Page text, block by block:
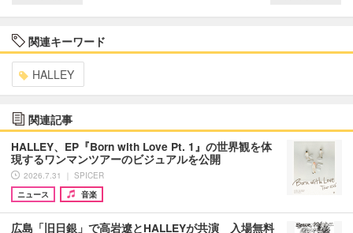
関連キーワード
HALLEY
関連記事
HALLEY、EP『Born with Love Pt. 1』の世界観を体
現するワンマンツアーのビジュアルを公開
2026.7.31 ｜ SPICER
ニュース
音楽
広島「旧日銀」で高岩遼とHALLEYが共演 入場無料